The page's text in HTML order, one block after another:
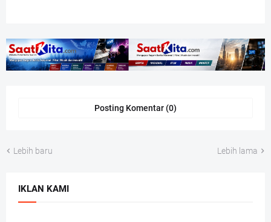
Posting Komentar (0)
Lebih baru Lebih lama
IKLAN KAMI